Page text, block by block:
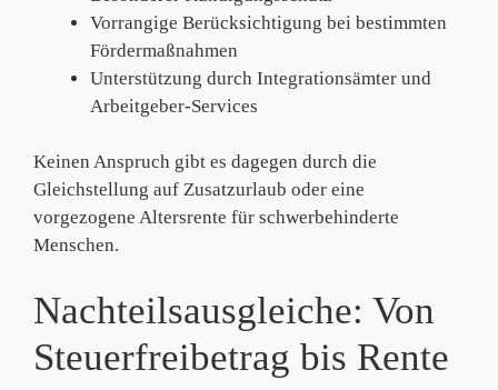
Vorrangige Berücksichtigung bei bestimmten
Fördermaßnahmen
Unterstützung durch Integrationsämter und
Arbeitgeber-Services
Keinen Anspruch gibt es dagegen durch die
Gleichstellung auf Zusatzurlaub oder eine
vorgezogene Altersrente für schwerbehinderte
Menschen.
Nachteilsausgleiche: Von
Steuerfreibetrag bis Rente